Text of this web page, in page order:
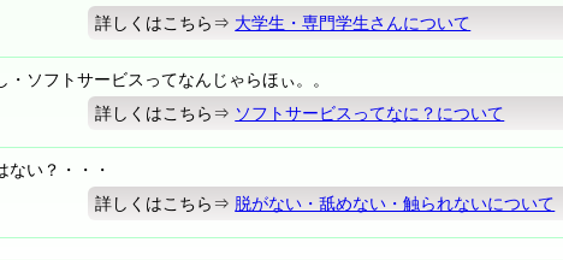
詳しくはこちら⇒ 大学生・専門学生さんについて
ソフトサービスってなんじゃらほぃ。。
詳しくはこちら⇒ ソフトサービスってなに？について
ない？・・・
詳しくはこちら⇒ 脱がない・舐めない・触られないについて